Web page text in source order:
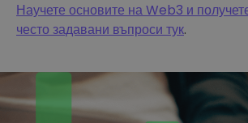
Научете основите на Web3 и
често задавани въпроси тук.